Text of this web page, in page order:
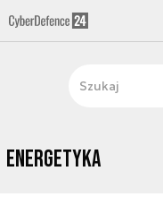
Energetyka